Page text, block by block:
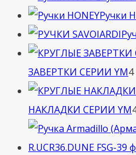
Ручки
ЗАВЕРТКИ СЕРИИ YM44
НАКЛАДКИ СЕРИИ YM